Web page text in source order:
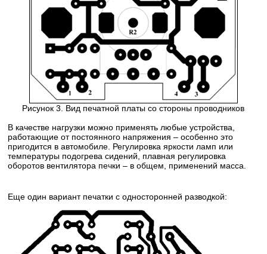
Рисунок 3. Вид печатной платы со стороны проводников
В качестве нагрузки можно применять любые устройства,
работающие от постоянного напряжения – особенно это
пригодится в автомобиле. Регулировка яркости ламп или
температуры подогрева сидений, плавная регулировка
оборотов вентилятора печки – в общем, применений масса.
Еще один вариант печатки с односторонней разводкой: